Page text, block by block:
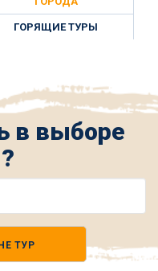
ГОРЯЩИЕ ТУРЫ
в выборе
ТУР